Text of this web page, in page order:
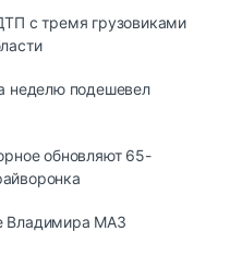
с тремя грузовиками
неделю подешевел
обновляют 65-
Владимира МАЗ